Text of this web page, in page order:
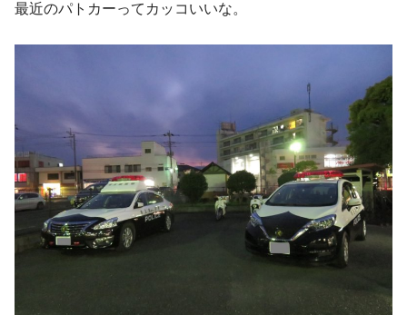
最近のパトカーってカッコいいな。